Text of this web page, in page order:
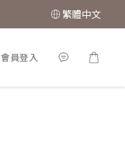
繁體中文
會員登入